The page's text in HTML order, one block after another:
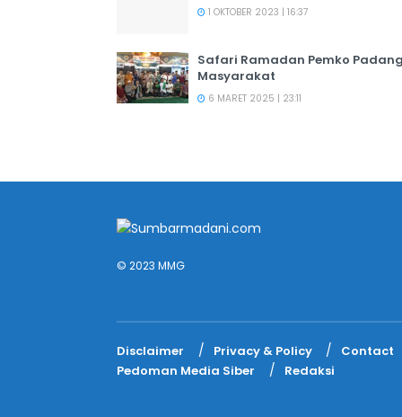
1 OKTOBER 2023 | 16:37
Safari Ramadan Pemko
Masyarakat
6 MARET 2025 | 23:11
© 2023 MMG
Disclaimer Privacy & Policy
Contact
Pedoman Media Siber
Redaksi